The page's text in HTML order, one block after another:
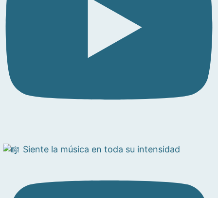
Siente la música en toda su intensidad